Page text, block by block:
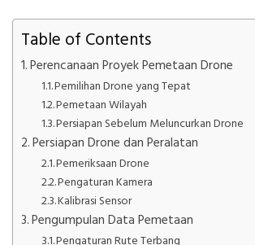
Table of Contents
Perencanaan Proyek Pemetaan Drone
Pemilihan Drone yang Tepat
Pemetaan Wilayah
Persiapan Sebelum Meluncurkan Drone
Persiapan Drone dan Peralatan
Pemeriksaan Drone
Pengaturan Kamera
Kalibrasi Sensor
Pengumpulan Data Pemetaan
Pengaturan Rute Terbang